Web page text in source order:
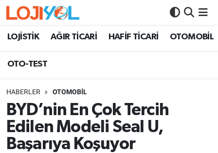
LOJİSTİK AĞIR TİCARİ HAFİF TİCARİ OTOMOBİL
OTO-TEST
HABERLER OTOMOBİL
BYD’nin En Çok Tercih
Edilen Modeli Seal U,
Başarıya Koşuyor
OTO-TEST